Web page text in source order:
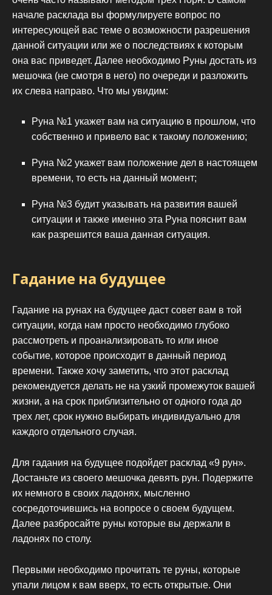
начале расклада вы формулируете вопрос по
интересующей вас теме о возможности разрешения
данной ситуации или же о последствиях к которым
она вас приведет. Далее необходимо Руны достать из
мешочка (не смотря в него) по очереди и разложить
их слева направо. Что мы увидим:
Руна №1 укажет вам на ситуацию в прошлом, что
собственно и привело вас к такому положению;
Руна №2 укажет вам положение дел в настоящем
времени, то есть на данный момент;
Руна №3 будит указывать на развития вашей
ситуации и также именно эта Руна пояснит вам
как разрешится ваша данная ситуация.
Гадание на будущее
Гадание на рунах на будущее даст совет вам в той
ситуации, когда нам просто необходимо глубоко
рассмотреть и проанализировать то или иное
событие, которое происходит в данный период
времени. Также хочу заметить, что этот расклад
рекомендуется делать не на узкий промежуток вашей
жизни, а на срок приблизительно от одного года до
трех лет, срок нужно выбирать индивидуально для
каждого отдельного случая.
Для гадания на будущее подойдет расклад «9 рун».
Достаньте из своего мешочка девять рун. Подержите
их немного в своих ладонях, мысленно
сосредоточившись на вопросе о своем будущем.
Далее разбросайте руны которые вы держали в
ладонях по столу.
Первыми необходимо прочитать те руны, которые
упали лицом к вам вверх, то есть открытые. Они